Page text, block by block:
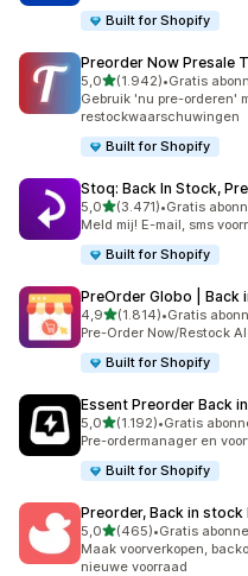
Built for Shopify
Preorder Now Presale
5,0van 5 sterren
(1.942)
1942 recensies in totaal
•Gratis
Gebruik 'nu pre-orderen'
restockwaarschuwingen
Built for Shopify
Stoq: Back In Stock,
5,0van 5 sterren
(3.471)
3471 recensies in totaal
•Gratis
Meld mij! E-mail, sms
Built for Shopify
PreOrder Globo | Back
4,9van 5 sterren
(1.814)
1814 recensies in totaal
•Gratis
Pre-Order Now/Restock
Built for Shopify
Essent Preorder Back
5,0van 5 sterren
(1.192)
1192 recensies in totaal
•Gratis
Pre-ordermanager en
Built for Shopify
Preorder, Back in stock
5,0van 5 sterren
(465)
465 recensies in totaal
•Gratis
Maak voorverkopen,
nieuwe voorraad